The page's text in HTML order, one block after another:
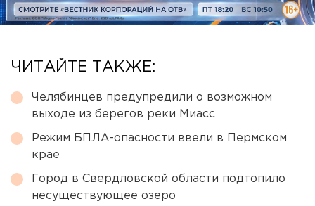
ЧИТАЙТЕ ТАКЖЕ:
Челябинцев предупредили о возможном
выходе из берегов реки Миасс
Режим БПЛА-опасности ввели в Пермском
крае
Город в Свердловской области подтопило
несуществующее озеро